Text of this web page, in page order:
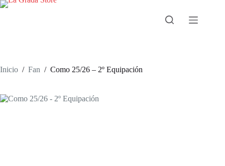
Saltar
Inicio / Fan / Como 25/26 – 2º Equipación